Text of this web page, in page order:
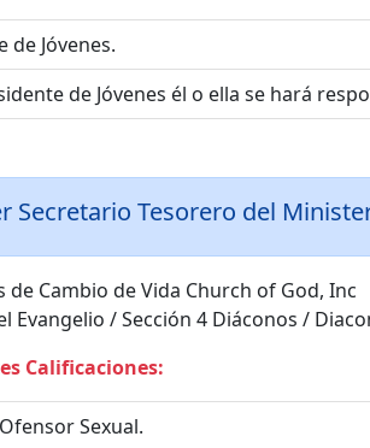
de Jóvenes.
de Jóvenes él o ella se hará
Secretario Tesorero del
de Cambio de Vida Church of God, Inc
Evangelio / Sección 4 Diáconos /
Calificaciones:
Sexual.